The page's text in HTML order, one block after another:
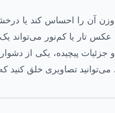
آن را احساس کند یا
یا کم‌نور می‌تواند یک
جزئیات پیچیده، یکی از
می‌توانید تصاویری خلق کنید